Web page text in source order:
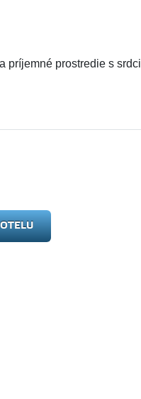
príjemné prostredie s srdci